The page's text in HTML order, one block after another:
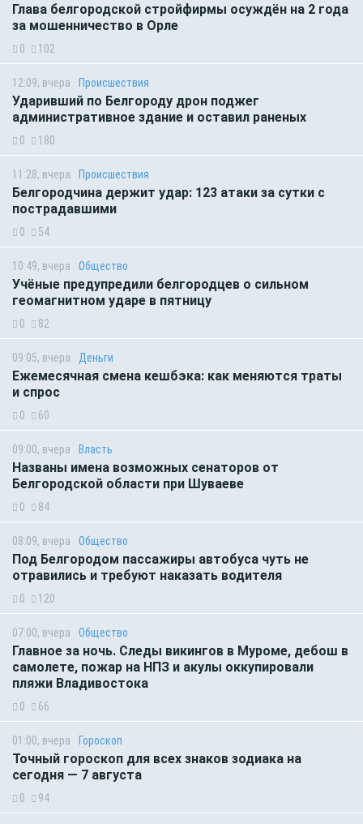
Глава белгородской стройфирмы осуждён на 2 года
за мошенничество в Орле
0 102
12:09, вчера Происшествия
Ударивший по Белгороду дрон поджег
административное здание и оставил раненых
0 180
11:28, вчера Происшествия
Белгородчина держит удар: 123 атаки за сутки с
пострадавшими
0 54
10:49, вчера Общество
Учёные предупредили белгородцев о сильном
геомагнитном ударе в пятницу
0 82
09:05, вчера Деньги
Ежемесячная смена кешбэка: как меняются траты
и спрос
0 60
09:00, вчера Власть
Названы имена возможных сенаторов от
Белгородской области при Шуваеве
0 84
08:09, вчера Общество
Под Белгородом пассажиры автобуса чуть не
отравились и требуют наказать водителя
0 120
07:00, вчера Общество
Главное за ночь. Следы викингов в Муроме, дебош в
самолете, пожар на НПЗ и акулы оккупировали
пляжи Владивостока
0 66
01:00, вчера Гороскоп
Точный гороскоп для всех знаков зодиака на
сегодня — 7 августа
0 94